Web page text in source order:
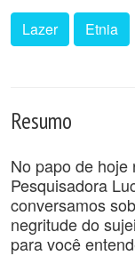
Lazer Etnia
Resumo
No papo de
Pesquisadora
conversamos
negritude do
para você